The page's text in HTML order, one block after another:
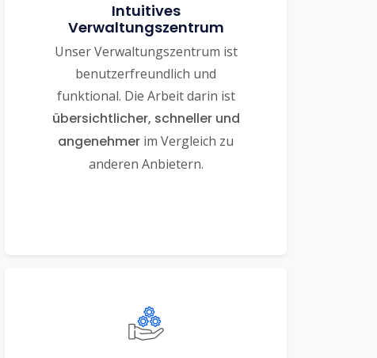
Intuitives
Verwaltungszentrum
Unser Verwaltungszentrum ist
benutzerfreundlich und
funktional. Die Arbeit darin ist
übersichtlicher, schneller und
angenehmer im Vergleich zu
anderen Anbietern.